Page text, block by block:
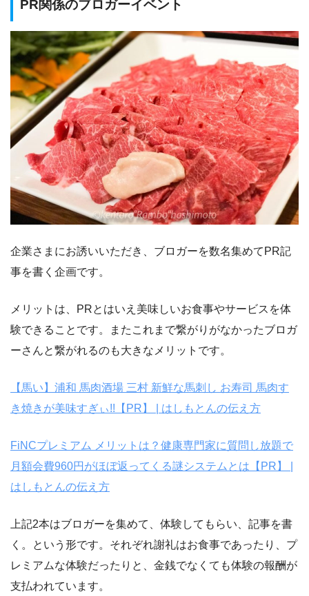
PR関係のブロガーイベント
企業さまにお誘いいただき、ブロガーを数名集めてPR記
事を書く企画です。
メリットは、PRとはいえ美味しいお食事やサービスを体
験できることです。またこれまで繋がりがなかったブロガ
ーさんと繋がれるのも大きなメリットです。
【馬い】浦和 馬肉酒場 三村 新鮮な馬刺し お寿司 馬肉す
き焼きが美味すぎぃ!!【PR】 | はしもとんの伝え方
FiNCプレミアム メリットは？健康専門家に質問し放題で
月額会費960円がほぼ返ってくる謎システムとは【PR】 |
はしもとんの伝え方
上記2本はブロガーを集めて、体験してもらい、記事を書
く。という形です。それぞれ謝礼はお食事であったり、プ
レミアムな体験だったりと、金銭でなくても体験の報酬が
支払われています。